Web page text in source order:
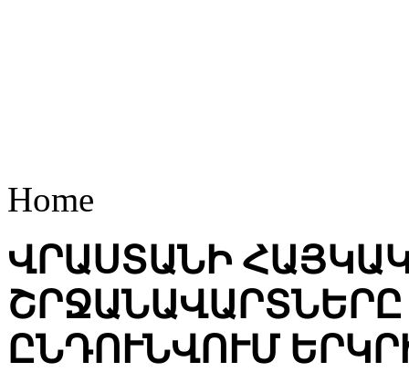
Home
ՎՐԱՍՏԱՆԻ
ԸՆԴՈՒՆՎՈՒՄ